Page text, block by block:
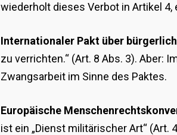
wiederholt dieses Verbot in Artikel
Internationaler Pakt über
zu verrichten.“ (Art. 8 Abs. 3). Aber:
Zwangsarbeit im Sinne des Paktes.
Europäische
ist ein „Dienst militärischer Art“ (Art.